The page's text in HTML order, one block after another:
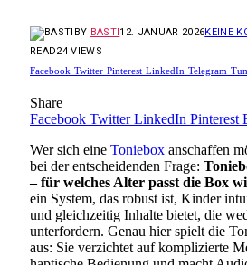
BY BASTI12. JANUAR 2026KEINE
READ24VIEWS
Facebook Twitter Pinterest LinkedIn Telegram
Share
Facebook Twitter LinkedIn Pinterest
Wer sich eine Toniebox anschaffen
bei der entscheidenden Frage:
– für welches Alter passt die Box
ein System, das robust ist, Kinder
und gleichzeitig Inhalte bietet, die
unterfordern. Genau hier spielt die
aus: Sie verzichtet auf komplizierte